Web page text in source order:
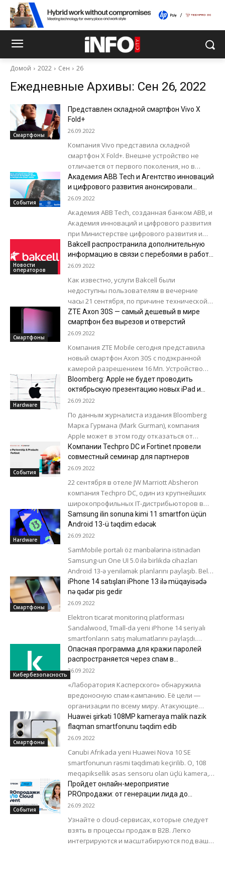
Домой 2022 Сен 26
Ежедневные Архивы: Сен 26, 2022
Смартфоны
Представлен складной смартфон Vivo X
Fold+
26.09.2022
Компания Vivo представила складной
смартфон X Fold+. Внешне устройство не
отличается от первого поколения, но в
начинке аппарата произошли некоторые
изменения. В Vivo X Fold+...
События
Академия ABB Tech и Агентство инноваций
и цифрового развития анонсировали
запуск новых программ по мобильной
26.09.2022
Академия ABB Тech, созданная банком ABB, и
Академия инноваций и цифрового развития
при Министерстве цифрового развития и
транспорта объявили о приеме заявок на
новые...
Новости
операторов
Bakcell распространила дополнительную
информацию в связи с перебоями в работе
сети
26.09.2022
Как известно, услуги Bakcell были
недоступны пользователям в вечерние
часы 21 сентября, по причине технической
неисправности. В компании сообщили что в
настоящее время, Bakcell, совместно...
Смартфоны
ZTE Axon 30S — самый дешевый в мире
смартфон без вырезов и отверстий
26.09.2022
Компания ZTE Mobile сегодня представила
новый смартфон Axon 30S с подэкранной
камерой разрешением 16 Мп. Устройство
предлагается по базовой цене 237 долларов.
Это единственный...
Hardware
Bloomberg: Apple не будет проводить
октябрьскую презентацию новых iPad и
MacBook Pro
26.09.2022
По данным журналиста издания Bloomberg
Марка Гурмана (Mark Gurman), компания
Apple может в этом году отказаться от
проведения второго осеннего мероприятия.
Обычно после сентябрьской презентации...
События
Компании Techpro DC и Fortinet провели
совместный семинар для партнеров
26.09.2022
22 сентября в отеле JW Marriott Absheron
компания Techpro DC, один из крупнейших
широкопрофильных IТ-дистрибьюторов в
Закавказье и странах Средней Азии, и
Fortinet, мировой...
Hardware
Samsung ilin sonuna kimi 11 smartfon üçün
Android 13-ü təqdim edəcək
26.09.2022
SamMobile portalı öz mənbələrinə istinadən
Samsung-un One UI 5.0 ilə birlikdə cihazları
Android 13-ə yeniləmək planlarını paylaşıb. Belə
ki, ilin sonuna qədər 10 flaqman...
Смартфоны
iPhone 14 satışları iPhone 13 ilə müqayisədə
nə qədər pis gedir
26.09.2022
Elektron ticarət monitorinq platforması
Sandalwood, Tmall-da yeni iPhone 14 seriyalı
smartfonların satış məlumatlarını paylaşdı.
Məlum oldu ki, yenilik o qədər də yaxşı deyil. İlk
həftədə...
Кибербезопасность
Опасная программа для кражи паролей
распространяется через спам в
корпоративной почте
26.09.2022
«Лаборатория Касперского» обнаружила
вредоносную спам-кампанию. Её цели ―
организации по всему миру. Атакующие
пытаются украсть учётные данные с
помощью программы-стилера Agent Tesla.
Они распространяют...
Смартфоны
Huawei şirkəti 108MP kameraya malik nazik
flaqman smartfonunu təqdim edib
26.09.2022
Cənubi Afrikada yeni Huawei Nova 10 SE
smartfonunun rəsmi təqdimatı keçirilib. O, 108
meqapiksellik əsas sensoru olan üçlü kamera,
həmçinin 66 vatt şarj dəstəyi...
События
Пройдет онлайн-мероприятие
PROпродажи: от генерации лида до
закрытия сделки
26.09.2022
Узнайте о cloud-сервисах, которые следует
взять в процессы продаж в В2В. Легко
интегрируются и масштабируются под ваши